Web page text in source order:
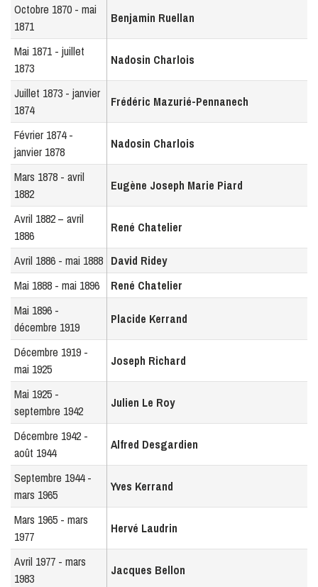
Octobre 1870 - mai
1871
Benjamin Ruellan
Mai 1871 - juillet
1873
Nadosin Charlois
Juillet 1873 - janvier
1874
Frédéric Mazurié-Pennanech
Février 1874 -
janvier 1878
Nadosin Charlois
Mars 1878 - avril
1882
Eugène Joseph Marie Piard
Avril 1882 – avril
1886
René Chatelier
Avril 1886 - mai 1888 David Ridey
Mai 1888 - mai 1896
René Chatelier
Mai 1896 -
décembre 1919
Placide Kerrand
Décembre 1919 -
mai 1925
Joseph Richard
Mai 1925 -
septembre 1942
Julien Le Roy
Décembre 1942 -
août 1944
Alfred Desgardien
Septembre 1944 -
mars 1965
Yves Kerrand
Mars 1965 - mars
1977
Hervé Laudrin
Avril 1977 - mars
1983
Jacques Bellon